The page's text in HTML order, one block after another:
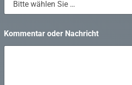
i
e
Kommentar oder Nachricht